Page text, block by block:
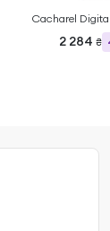
Cacharel
2 284 ₴